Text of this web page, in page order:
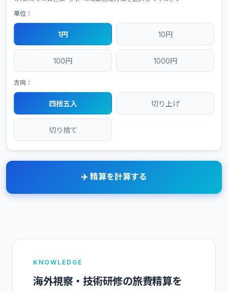
単位：
1円 10円
100円 1000円
方向：
四捨五入 切り上げ
切り捨て
✈️ 精算を計算する
KNOWLEDGE
海外視察・技術研修の旅費精算を